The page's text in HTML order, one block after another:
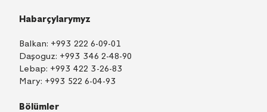
Habarçylarymyz
Balkan: +993 222 6-09-01
Daşoguz: +993 346 2-48-90
Lebap: +993 422 3-26-83
Mary: +993 522 6-04-93
Bölümler